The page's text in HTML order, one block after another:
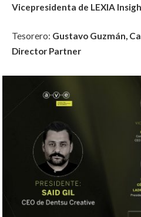
Vicepresidenta de LEXIA
Tesorero: Gustavo Guzmán,
Director Partner